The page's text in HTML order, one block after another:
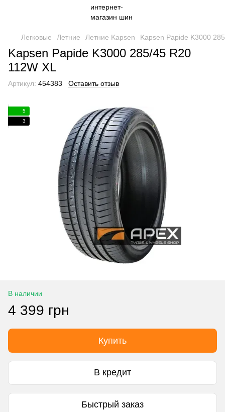
Легковые Летние Летние Kapsen Kapsen Papide K3000
Kapsen Papide K3000 285/45 R20
112W XL
Артикул: 454383 Оставить отзыв
5
3
В наличии
4 399 грн
Купить
В кредит
Быстрый заказ